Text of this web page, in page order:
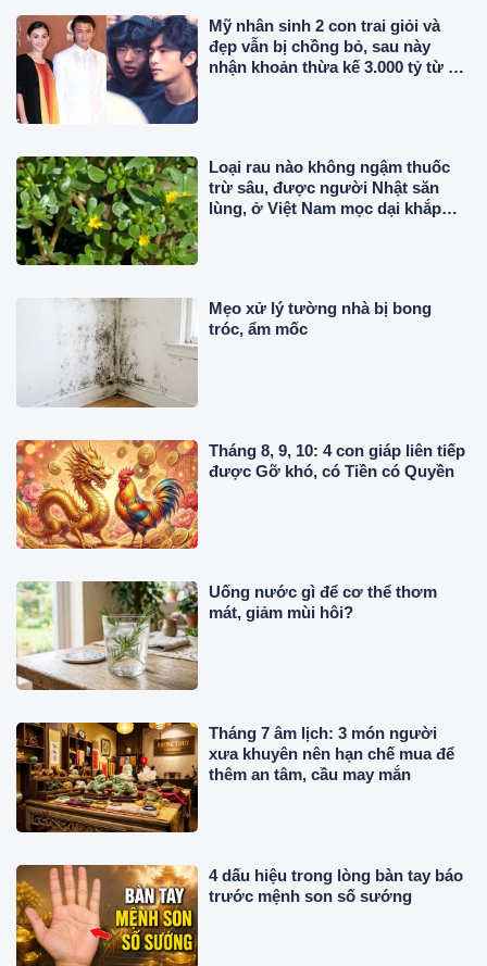
Mỹ nhân sinh 2 con trai giỏi và
đẹp vẫn bị chồng bỏ, sau này
nhận khoản thừa kế 3.000 tỷ từ bố
Loại rau nào không ngậm thuốc
trừ sâu, được người Nhật săn
lùng, ở Việt Nam mọc dại khắp
Mẹo xử lý tường nhà bị bong
tróc, ẩm mốc
Tháng 8, 9, 10: 4 con giáp liên tiếp
được Gỡ khó, có Tiền có Quyền
Uống nước gì để cơ thể thơm
mát, giảm mùi hôi?
Tháng 7 âm lịch: 3 món người
xưa khuyên nên hạn chế mua để
thêm an tâm, cầu may mắn
4 dấu hiệu trong lòng bàn tay báo
trước mệnh son số sướng